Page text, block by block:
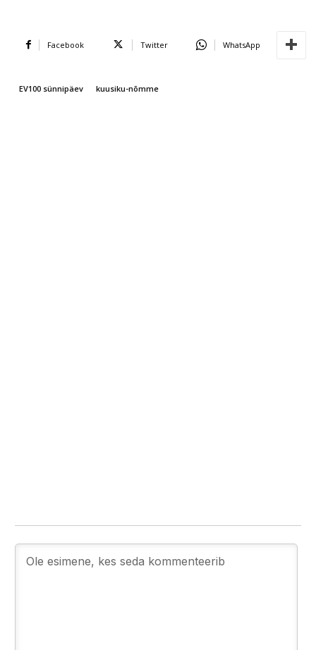
Facebook Twitter WhatsApp
EV100 sünnipäev kuusiku-nõmme